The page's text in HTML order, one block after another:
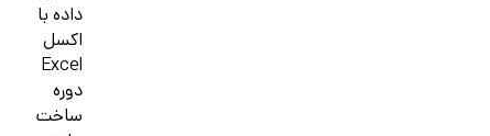
داده با
اکسل
Excel
دوره
ساخت